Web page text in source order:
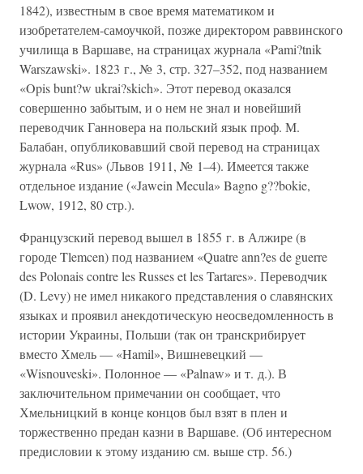
1842), известным в свое время математиком и
изобретателем-самоучкой, позже директором раввинского
училища в Варшаве, на страницах журнала «Pami?tnik
Warszawski». 1823 г., № 3, стр. 327–352, под названием
«Opis bunt?w ukrai?skich». Этот перевод оказался
совершенно забытым, и о нем не знал и новейший
переводчик Ганновера на польский язык проф. М.
Балабан, опубликовавший свой перевод на страницах
журнала «Rus» (Львов 1911, № 1–4). Имеется также
отдельное издание («Jawein Mecula» Bagno g??bokie,
Lwow, 1912, 80 стр.).
Французский перевод вышел в 1855 г. в Алжире (в
городе Tlemcen) под названием «Quatre ann?es de guerre
des Polonais contre les Russes et les Tartares». Переводчик
(D. Levy) не имел никакого представления о славянских
языках и проявил анекдотическую неосведомленность в
истории Украины, Польши (так он транскрибирует
вместо Хмель — «Hamil», Вишневецкий —
«Wisnouveski». Полонное — «Palnaw» и т. д.). В
заключительном примечании он сообщает, что
Хмельницкий в конце концов был взят в плен и
торжественно предан казни в Варшаве. (Об интересном
предисловии к этому изданию см. выше стр. 56.)